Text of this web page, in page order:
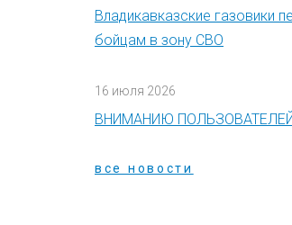
Владикавказские газовики
бойцам в зону СВО
16 июля 2026
ВНИМАНИЮ
все новости